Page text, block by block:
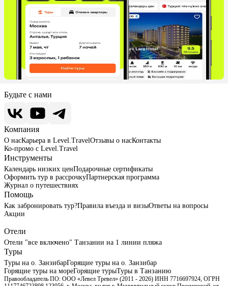
Будьте с нами
Компания
О насКарьера в Level.TravelОтзывы о насКонтакты
Ко-промо с Level.Travel
Инструменты
Календарь низких ценПодарочные сертификаты
Оформить тур в рассрочкуПартнерская программа
Журнал о путешествиях
Помощь
Как забронировать тур?Правила въезда и визыОтветы на вопросы
Акции
Отели
Отели "все включено" Танзании на 1 линии пляжа
Туры
Туры на о. ЗанзибарГорящие туры на о. Занзибар
Горящие туры на мореГорящие турыТуры в Танзанию
Правообладатель ПО: ООО «Левел Тревел» (2011 - 2026) ИНН 7716697924, ОГРН